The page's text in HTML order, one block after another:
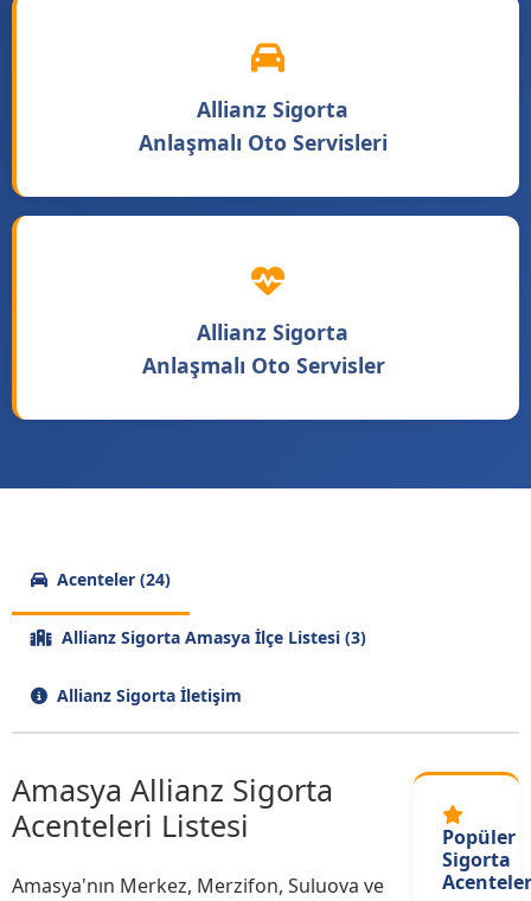
Allianz Sigorta
Anlaşmalı Oto Servisleri
Allianz Sigorta
Anlaşmalı Oto Servisler
Acenteler (24)
Allianz Sigorta Amasya İlçe Listesi (3)
Allianz Sigorta İletişim
Amasya Allianz Sigorta
Acenteleri Listesi
Amasya'nın Merkez, Merzifon, Suluova ve
Popüler
Sigorta